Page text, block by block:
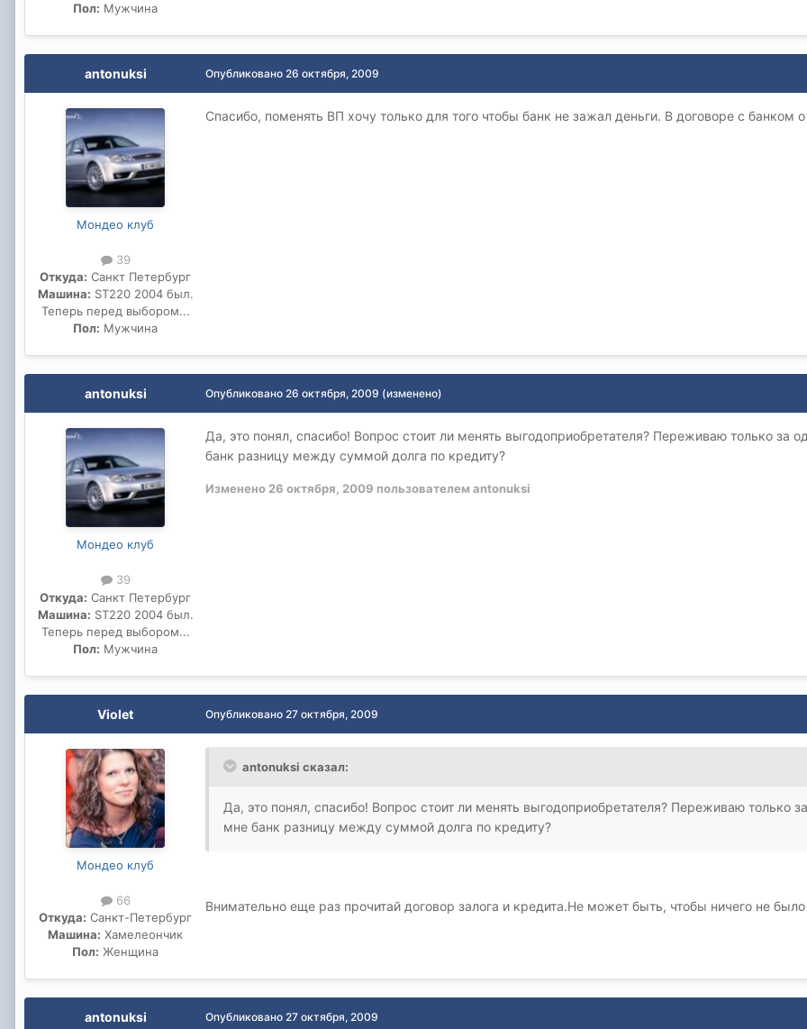
Пол: Мужчина
antonuksi
Мондео клуб
39
Откуда: Санкт Петербург
Машина: ST220 2004 был.
Теперь перед выбором...
Пол: Мужчина
Опубликовано 26 октября, 2009
Спасибо, поменять ВП хочу только для того чтобы банк не зажал деньги. В договоре с банком
antonuksi
Мондео клуб
39
Откуда: Санкт Петербург
Машина: ST220 2004 был.
Теперь перед выбором...
Пол: Мужчина
Опубликовано 26 октября, 2009 (изменено)
Да, это понял, спасибо! Вопрос стоит ли менять выгодоприобретателя? Переживаю только за
банк разницу между суммой долга по кредиту?
Изменено 26 октября, 2009 пользователем antonuksi
Violet
Мондео клуб
66
Откуда: Санкт-Петербург
Машина: Хамелеончик
Пол: Женщина
Опубликовано 27 октября, 2009
antonuksi сказал:
Да, это понял, спасибо! Вопрос стоит ли менять выгодоприобретателя? Переживаю только
мне банк разницу между суммой долга по кредиту?
Внимательно еще раз прочитай договор залога и кредита.Не может быть, чтобы ничего не
antonuksi Опубликовано 27 октября, 2009